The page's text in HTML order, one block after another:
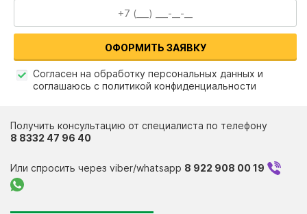
О компании
Оплата и доставка
Новости и статьи
Вопрос-ответ
Контакты
ОФОРМИТЬ ЗАЯВКУ
Согласен на обработку персональных данных и
соглашаюсь с политикой конфиденциальности
Получить консультацию от специалиста по телефону
8 8332 47 96 40
Или спросить через viber/whatsapp 8 922 908 00 19